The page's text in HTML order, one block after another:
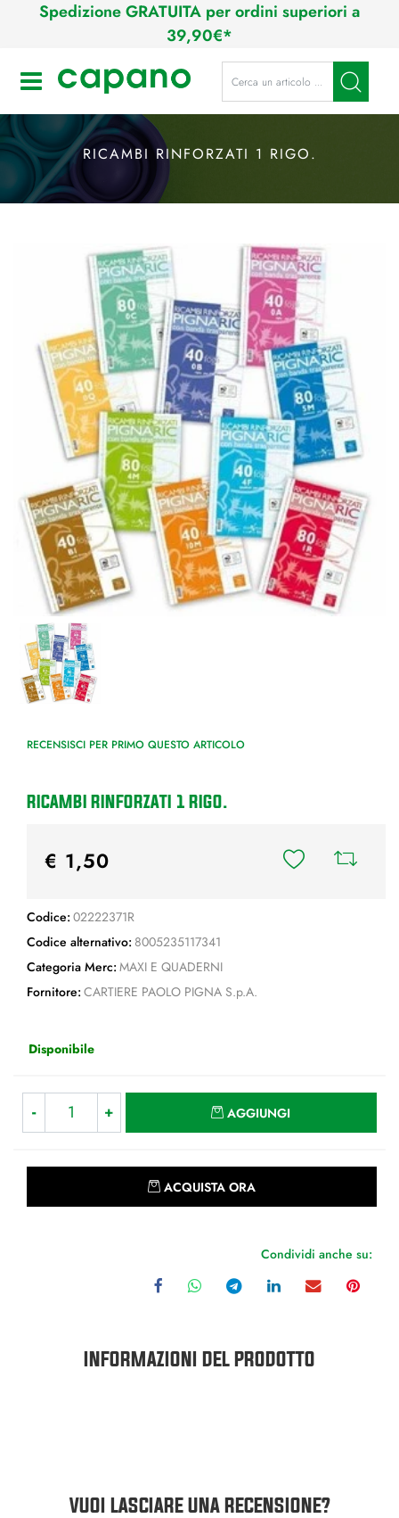
Spedizione GRATUITA per ordini superiori a
39,90€*
Open La modifica di un filtro
RICAMBI RINFORZATI 1 RIGO.
RECENSISCI PER PRIMO QUESTO ARTICOLO
RICAMBI RINFORZATI 1 RIGO.
€ 1,50
Codice: 02222371R
Codice alternativo: 8005235117341
Categoria Merc: MAXI E QUADERNI
Fornitore: CARTIERE PAOLO PIGNA S.p.A.
Disponibile
AGGIUNGI
ACQUISTA ORA
Condividi anche su:
INFORMAZIONI DEL PRODOTTO
VUOI LASCIARE UNA RECENSIONE?